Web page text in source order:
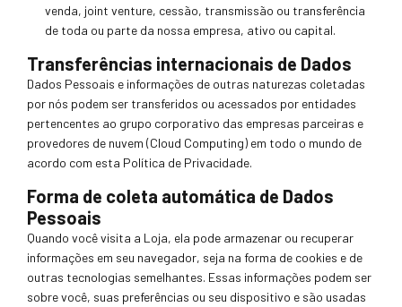
venda, joint venture, cessão, transmissão ou transferência
de toda ou parte da nossa empresa, ativo ou capital.
Transferências internacionais de Dados
Dados Pessoais e informações de outras naturezas coletadas
por nós podem ser transferidos ou acessados por entidades
pertencentes ao grupo corporativo das empresas parceiras e
provedores de nuvem (Cloud Computing) em todo o mundo de
acordo com esta Política de Privacidade.
Forma de coleta automática de Dados
Pessoais
Quando você visita a Loja, ela pode armazenar ou recuperar
informações em seu navegador, seja na forma de cookies e de
outras tecnologias semelhantes. Essas informações podem ser
sobre você, suas preferências ou seu dispositivo e são usadas